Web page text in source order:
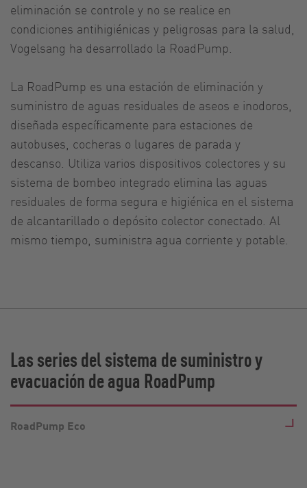
eliminación se controle y no se realice en
condiciones antihigiénicas y peligrosas para la salud,
Vogelsang ha desarrollado la RoadPump.
La RoadPump es una estación de eliminación y
suministro de aguas residuales de aseos e inodoros,
diseñada específicamente para estaciones de
autobuses, cocheras o lugares de parada y
descanso. Utiliza varios dispositivos colectores y su
sistema de bombeo integrado elimina las aguas
residuales de forma segura e higiénica en el sistema
de alcantarillado o depósito colector conectado. Al
mismo tiempo, suministra agua corriente y potable.
Las series del sistema de suministro y
evacuación de agua RoadPump
RoadPump Eco